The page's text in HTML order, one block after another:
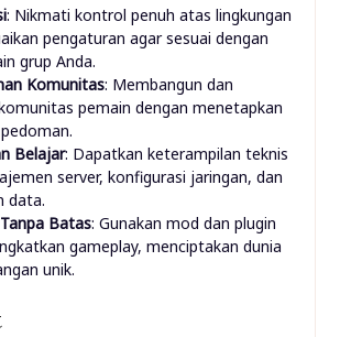
: Nikmati kontrol penuh atas lingkungan
pengaturan agar sesuai dengan
grup Anda.
Komunitas: Membangun dan
pemain dengan menetapkan
Belajar: Dapatkan keterampilan teknis
server, konfigurasi jaringan, dan
data.
Batas: Gunakan mod dan plugin
gameplay, menciptakan dunia
unik.